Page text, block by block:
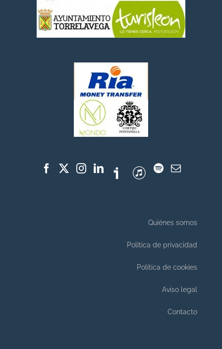
Quiénes somos
Política de privacidad
Política de cookies
Aviso legal
Contacto